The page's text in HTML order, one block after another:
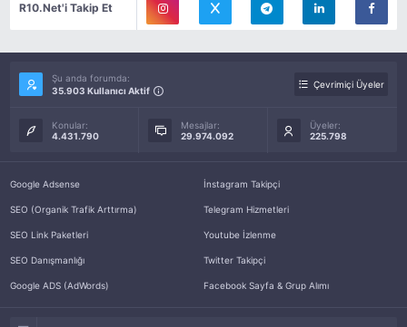
R10.Net'i Takip Et
Şu anda forumda:
35.903 Kullanıcı Aktif
Çevrimiçi Üyeler
Konular:
4.431.790
Mesajlar:
29.974.092
Üyeler:
225.798
Google Adsense
SEO (Organik Trafik Arttırma)
SEO Link Paketleri
SEO Danışmanlığı
Google ADS (AdWords)
İnstagram Takipçi
Telegram Hizmetleri
Youtube İzlenme
Twitter Takipçi
Facebook Sayfa & Grup Alımı